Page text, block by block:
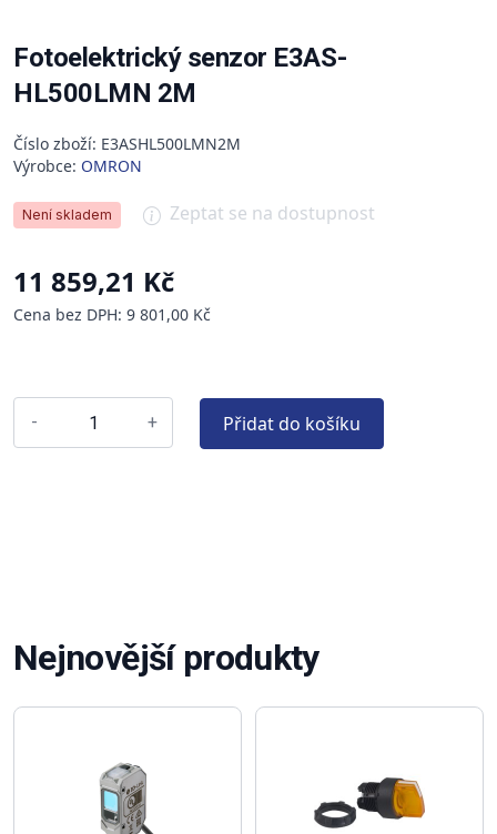
Fotoelektrický senzor E3AS-
HL500LMN 2M
Číslo zboží: E3ASHL500LMN2M
Výrobce: OMRON
Není skladem Zeptat se na dostupnost
11 859,21 Kč
Cena bez DPH: 9 801,00 Kč
- + Přidat do košíku
Nejnovější produkty